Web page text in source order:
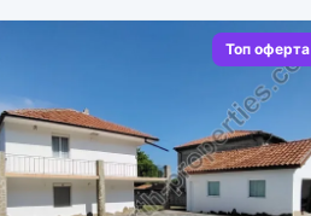
Топ оферта